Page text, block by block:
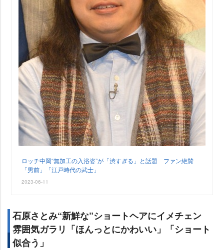
ロッチ中岡“無加工の入浴姿”が「渋すぎる」と話題 ファン絶賛
「男前」「江戸時代の武士」
2023-06-11
石原さとみ“新鮮な”ショートヘアにイメチェン
雰囲気ガラリ「ほんっとにかわいい」「ショート
似合う」